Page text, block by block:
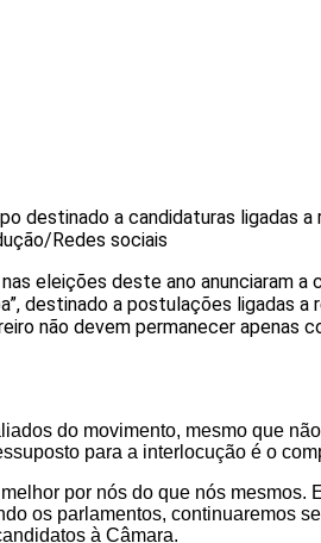
destinado a candidaturas ligadas
Redes sociais
eleições deste ano anunciaram a
destinado a postulações ligadas
não devem permanecer apenas
do movimento, mesmo que
para a interlocução é o
por nós do que nós mesmos.
os parlamentos, continuaremos
à Câmara.